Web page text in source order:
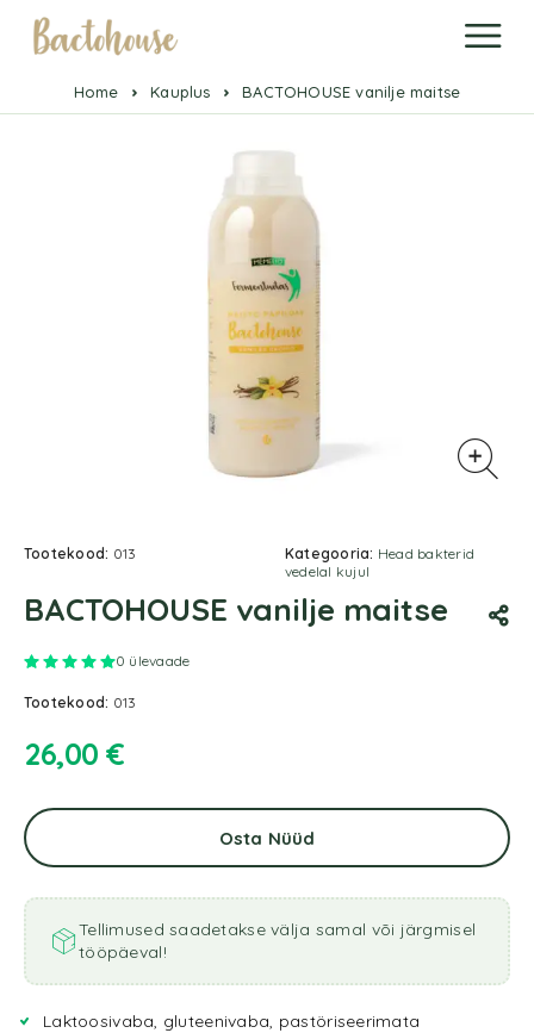
Home Kauplus BACTOHOUSE vanilje maitse
Tootekood: 013 Kategooria: Head bakterid
vedelal kujul
BACTOHOUSE vanilje maitse
Hinnatud5.00
0 ülevaade
Tootekood: 013
26,00 €
Osta Nüüd
Tellimused saadetakse välja samal või järgmisel
tööpäeval!
Laktoosivaba, gluteenivaba, pastöriseerimata